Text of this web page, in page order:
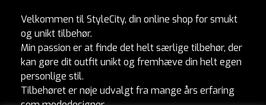
Velkommen til StyleCity, din online shop for smukt
og unikt tilbehør.
Min passion er at finde det helt særlige tilbehør, der
kan gøre dit outfit unikt og fremhæve din helt egen
personlige stil.
Tilbehøret er nøje udvalgt fra mange års erfaring